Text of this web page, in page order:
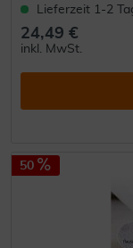
Lieferzeit 1-2
24,49 €
inkl. MwSt.
50